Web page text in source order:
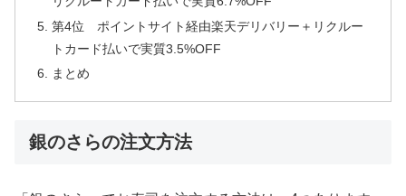
第4位 ポイントサイト経由楽天デリバリー＋リクルー
トカード払いで実質3.5%OFF
まとめ
銀のさらの注文方法